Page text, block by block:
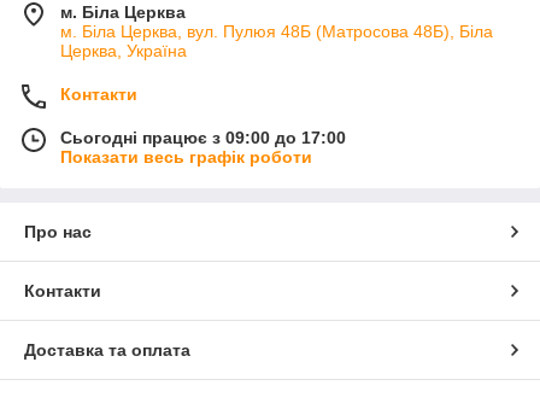
м. Біла Церква
м. Біла Церква, вул. Пулюя 48Б (Матросова 48Б), Біла
Церква, Україна
Контакти
Сьогодні працює з 09:00 до 17:00
Показати весь графік роботи
Про нас
Контакти
Доставка та оплата